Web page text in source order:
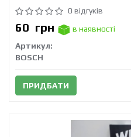
0 відгуків
60 грн
в наявності
Артикул:
BOSCH
ПРИДБАТИ